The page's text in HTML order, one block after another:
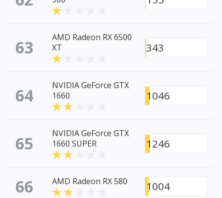
63
AMD Radeon RX 6500
XT
343
64
NVIDIA GeForce GTX
1660
1046
65
NVIDIA GeForce GTX
1660 SUPER
1246
66 AMD Radeon RX 580 1004